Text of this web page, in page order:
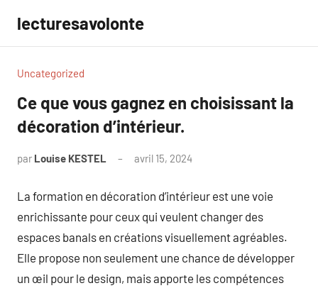
contenu
lecturesavolonte
Uncategorized
Ce que vous gagnez en choisissant la
décoration d’intérieur.
par Louise KESTEL avril 15, 2024
La formation en décoration d’intérieur est une voie
enrichissante pour ceux qui veulent changer des
espaces banals en créations visuellement agréables.
Elle propose non seulement une chance de développer
un œil pour le design, mais apporte les compétences